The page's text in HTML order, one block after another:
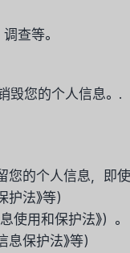
查等。
毁您的个人信息。.
您的个人信息，
法》等）
用和保护法》）。
保护法》等）